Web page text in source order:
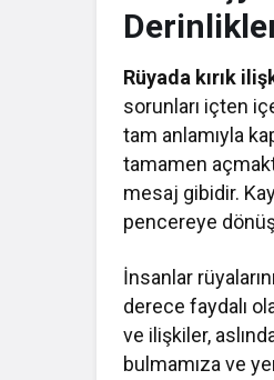
Rüyada kırık
sorunları içten
tam anlamıyla
tamamen
mesaj gibidir.
pencereye
İnsanlar
derece faydalı
ve ilişkiler,
bulmamıza ve